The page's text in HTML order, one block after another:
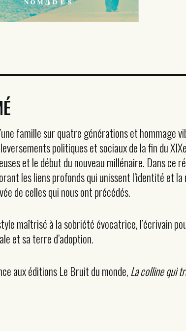
famille sur quatre générations et hommage
politiques et sociaux de la fin du
et le début du nouveau millénaire. Dans ce
les liens profonds qui unissent l’identité et
de celles qui nous ont précédés.
maîtrisé à la sobriété évocatrice, l’écrivain
et sa terre d’adoption.
aux éditions Le Bruit du monde, La colline qui